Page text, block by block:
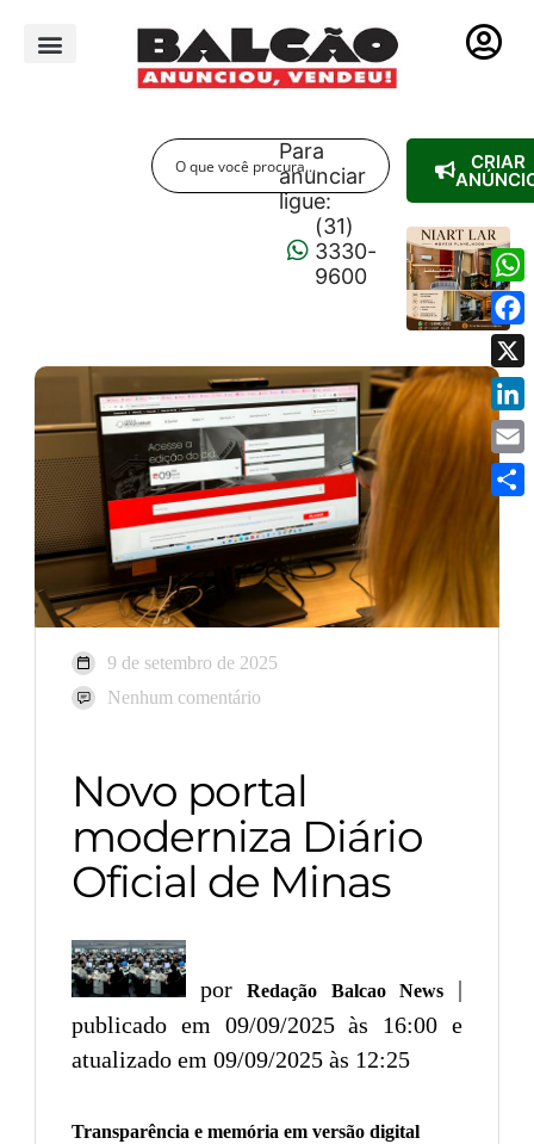
Para
anunciar
ligue:
(31)
3330-
9600
CRIAR
9 de setembro de 2025
Nenhum comentário
Novo portal
moderniza Diário
Oficial de Minas
porRedação Balcao News|
publicado em 09/09/2025 às 16:00 e
atualizado em 09/09/2025 às 12:25
Transparência e memória em versão digital
X